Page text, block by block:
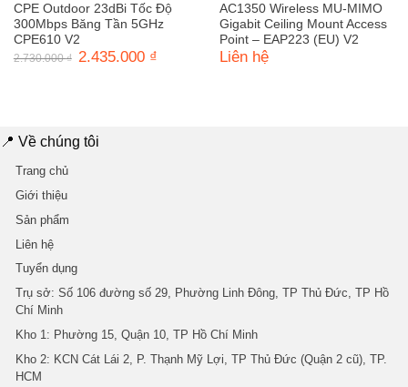
CPE Outdoor 23dBi Tốc Độ
300Mbps Băng Tần 5GHz
CPE610 V2
2.730.000₫ Giá
gốc
2.435.000 ₫
AC1350 Wireless MU-MIMO
Gigabit Ceiling Mount Access
Point – EAP223 (EU) V2
Liên hệ
📍 Về chúng tôi
Trang chủ
Giới thiệu
Sản phẩm
Liên hệ
Tuyển dụng
Trụ sở: Số 106 đường số 29, Phường Linh Đông, TP Thủ Đức, TP Hồ
Chí Minh
Kho 1 : Phường 15, Quận 10, TP Hồ Chí Minh
Kho 2: KCN Cát Lái 2, P. Thạnh Mỹ Lợi, TP Thủ Đức (Quận 2 cũ), TP.
HCM